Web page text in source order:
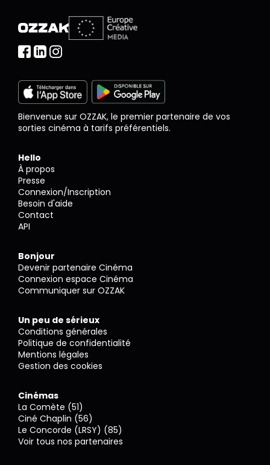
Bienvenue sur OZZAK, le premier partenaire de vos
sorties cinéma à tarifs préférentiels.
Hello
À propos
Presse
Connexion/Inscription
Besoin d'aide
Contact
API
Bonjour
Devenir partenaire Cinéma
Connexion espace Cinéma
Communiquer sur OZZAK
Un peu de sérieux
Conditions générales
Politique de confidentialité
Mentions légales
Gestion des cookies
Cinémas
La Comète (51)
Ciné Chaplin (56)
Le Concorde (LRSY) (85)
Voir tous nos partenaires